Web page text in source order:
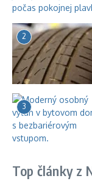
2
3
Top články z